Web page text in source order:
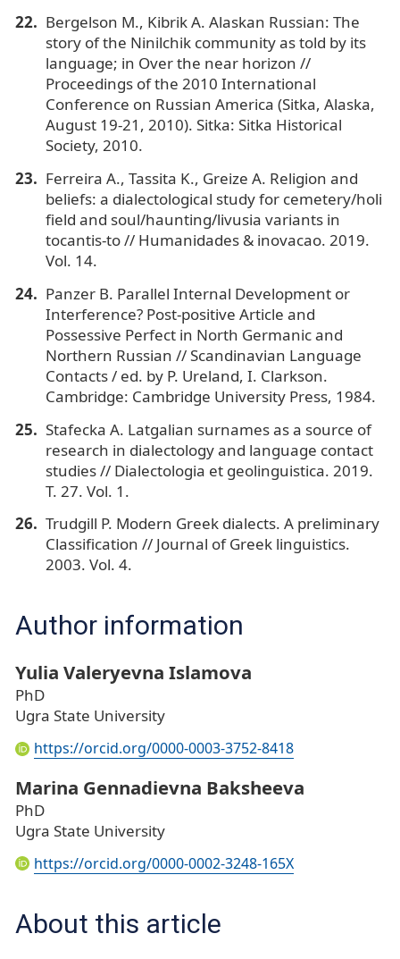
Bergelson M., Kibrik A. Alaskan Russian: The
story of the Ninilchik community as told by its
language; in Over the near horizon //
Proceedings of the 2010 International
Conference on Russian America (Sitka, Alaska,
August 19-21, 2010). Sitka: Sitka Historical
Society, 2010.
Ferreira A., Tassita K., Greize A. Religion and
beliefs: a dialectological study for cemetery/holi
field and soul/haunting/livusia variants in
tocantis-to // Humanidades & inovacao. 2019.
Vol. 14.
Panzer B. Parallel Internal Development or
Interference? Post-positive Article and
Possessive Perfect in North Germanic and
Northern Russian // Scandinavian Language
Contacts / ed. by P. Ureland, I. Clarkson.
Cambridge: Cambridge University Press, 1984.
Stafecka A. Latgalian surnames as a source of
research in dialectology and language contact
studies // Dialectologia et geolinguistica. 2019.
Т. 27. Vol. 1.
Trudgill P. Modern Greek dialects. A preliminary
Classification // Journal of Greek linguistics.
2003. Vol. 4.
Author information
Yulia Valeryevna Islamova
PhD
Ugra State University
https://orcid.org/0000-0003-3752-8418
Marina Gennadievna Baksheeva
PhD
Ugra State University
https://orcid.org/0000-0002-3248-165X
About this article